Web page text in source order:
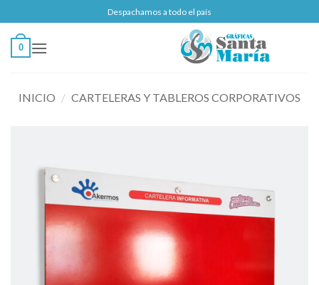
al
contenido
Despachamos a todo el país
0
INICIO / CARTELERAS Y TABLEROS CORPORATIVOS